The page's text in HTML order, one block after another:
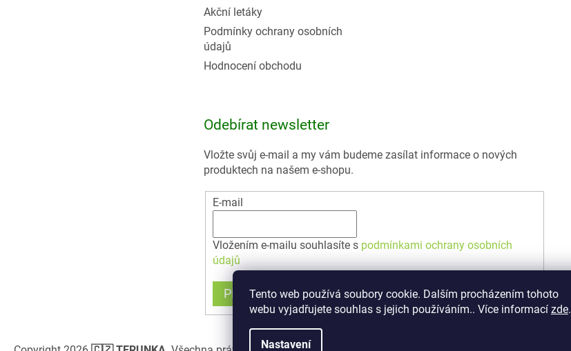
Tento web používá soubory cookie. Dalším procházením tohoto
webu vyjadřujete souhlas s jejich používáním.. Více informací zde.
Nastavení
Akční letáky
Podmínky ochrany osobních
údajů
Hodnocení obchodu
Odebírat newsletter
Vložte svůj e-mail a my vám budeme zasílat informace o nových
produktech na našem e-shopu.
E-mail
Vložením e-mailu souhlasíte s podmínkami ochrany osobních
údajů
PŘIHLÁSIT SE